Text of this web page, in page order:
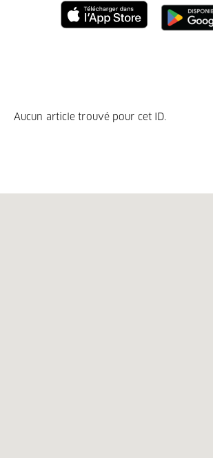
Aucun article trouvé pour cet ID.